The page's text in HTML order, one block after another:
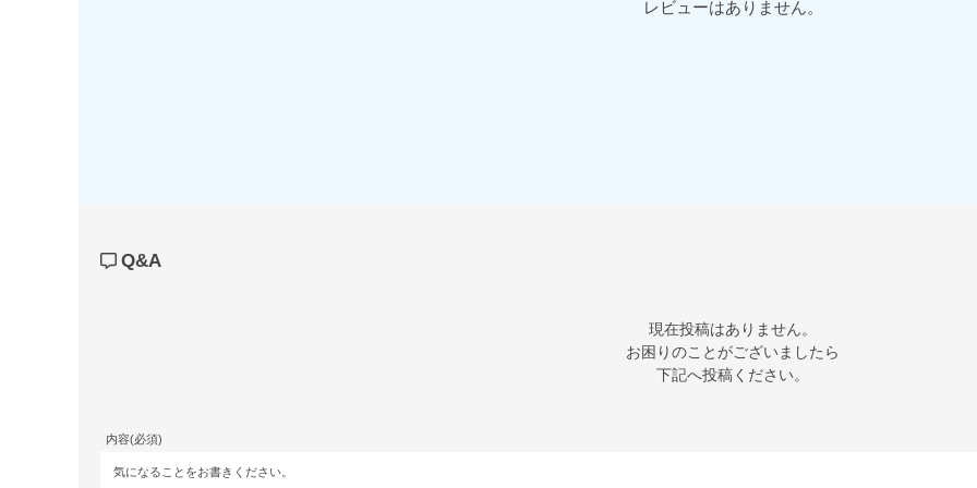
レビューはありません。
Q&A
現在投稿はありません。
お困りのことがございましたら
下記へ投稿ください。
内容(必須)